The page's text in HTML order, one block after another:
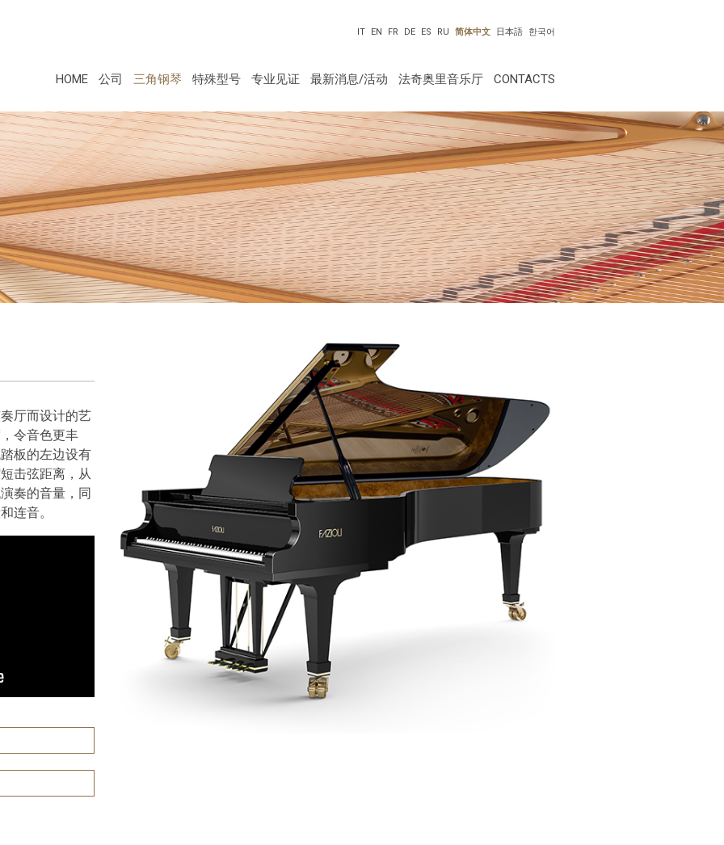
한국어
日本語
IT EN FR DE ES RU 简体中文
HOME 公司 三角钢琴 特殊型号 专业见证 最新消息/活动 法奇奥里音乐厅 CONTACTS
厅而设计的艺
令音色更丰
板的左边设有
击弦距离，从
奏的音量，同
连音。